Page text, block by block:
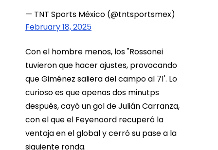
— TNT Sports México (@tntsportsmex)
February 18, 2025
Con el hombre menos, los "Rossonei
tuvieron que hacer ajustes, provocando
que Giménez saliera del campo al 71'. Lo
curioso es que apenas dos minutps
después, cayó un gol de Julián Carranza,
con el que el Feyenoord recuperó la
ventaja en el global y cerró su pase a la
siguiente ronda.